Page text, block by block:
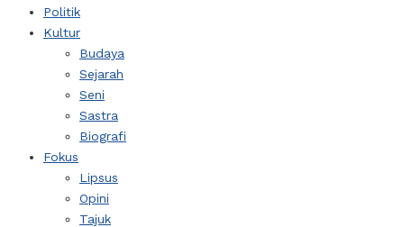
Politik
Kultur
Budaya
Sejarah
Seni
Sastra
Biografi
Fokus
Lipsus
Opini
Tajuk